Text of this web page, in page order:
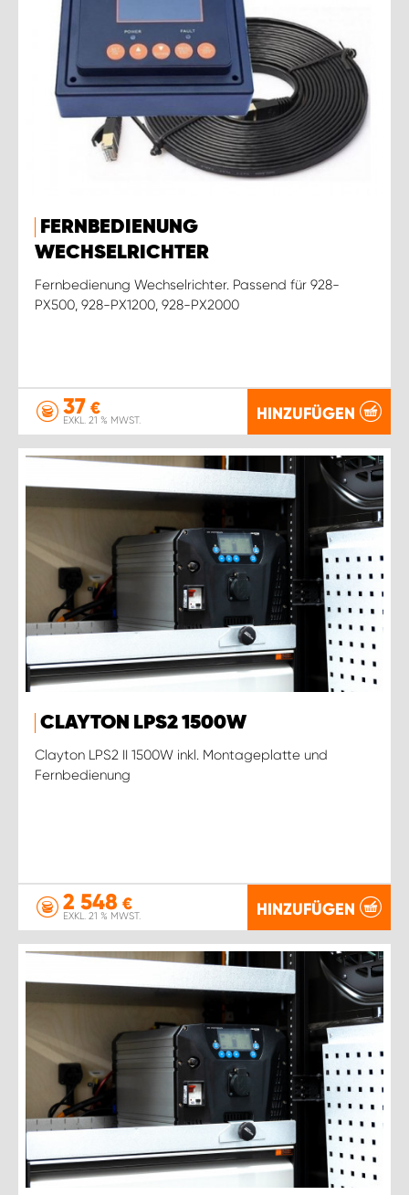
FERNBEDIENUNG
WECHSELRICHTER
Fernbedienung Wechselrichter. Passend für 928-
PX500, 928-PX1200, 928-PX2000
37 €
EXKL. 21 % MWST. HINZUFÜGEN
CLAYTON LPS2 1500W
Clayton LPS2 II 1500W inkl. Montageplatte und
Fernbedienung
2 548 €
EXKL. 21 % MWST. HINZUFÜGEN